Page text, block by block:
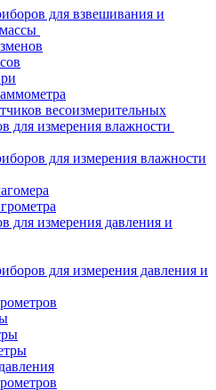
для взвешивания и
весоизмерительных
для измерения влажности
для измерения влажности
для измерения давления и
для измерения давления и